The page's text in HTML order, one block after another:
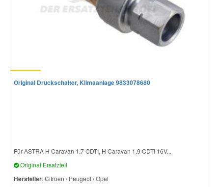
Original Druckschalter, Klimaanlage 9833078680
Für ASTRA H Caravan 1.7 CDTI, H Caravan 1.9 CDTI 16V...
Original Ersatzteil
Hersteller: Citroen / Peugeot / Opel